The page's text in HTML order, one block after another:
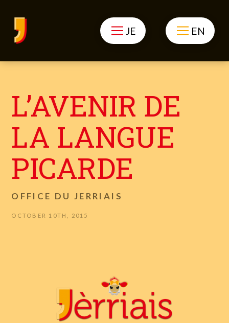
JE EN
L’AVENIR DE
LA LANGUE
PICARDE
OFFICE DU JERRIAIS
OCTOBER 10TH, 2015